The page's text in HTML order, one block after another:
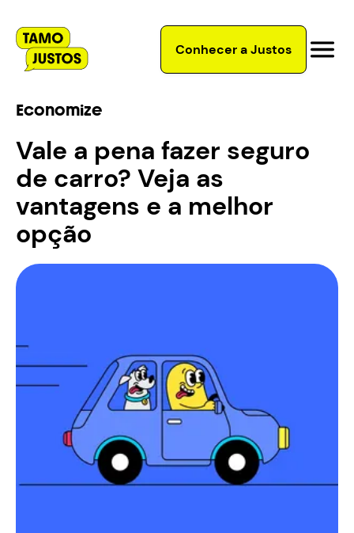
Conhecer a Justos
Economize
Vale a pena fazer seguro
de carro? Veja as
vantagens e a melhor
opção